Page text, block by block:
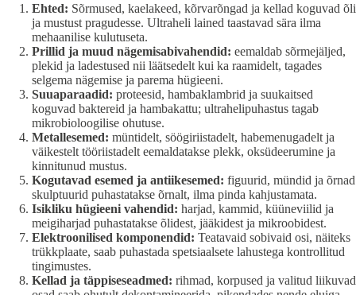
Ehted: Sõrmused, kaelakeed, kõrvarõngad ja kellad koguvad õli
ja mustust pragudesse. Ultraheli lained taastavad sära ilma
mehaanilise kulutuseta.
Prillid ja muud nägemisabivahendid: eemaldab sõrmejäljed,
plekid ja ladestused nii läätsedelt kui ka raamidelt, tagades
selgema nägemise ja parema hügieeni.
Suuaparaadid: proteesid, hambaklambrid ja suukaitsed
koguvad baktereid ja hambakattu; ultrahelipuhastus tagab
mikrobioloogilise ohutuse.
Metallesemed: müntidelt, söögiriistadelt, habemenugadelt ja
väikestelt tööriistadelt eemaldatakse plekk, oksüdeerumine ja
kinnitunud mustus.
Kogutavad esemed ja antiikesemed: figuurid, mündid ja õrnad
skulptuurid puhastatakse õrnalt, ilma pinda kahjustamata.
Isikliku hügieeni vahendid: harjad, kammid, küüneviilid ja
meigiharjad puhastatakse õlidest, jääkidest ja mikroobidest.
Elektroonilised komponendid: Teatavaid sobivaid osi, näiteks
trükkplaate, saab puhastada spetsiaalsete lahustega kontrollitud
tingimustes.
Kellad ja täppiseseadmed: rihmad, korpused ja valitud liikuvad